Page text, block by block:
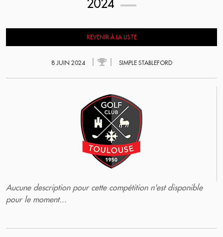
2024
REVENIR À LA LISTE
8 JUIN 2024 SIMPLE STABLEFORD
Aucune description pour cette compétition n'est disponible
pour le moment...